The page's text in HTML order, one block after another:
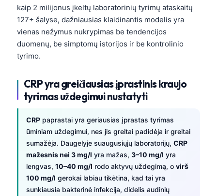
kaip 2 milijonus įkeltų laboratorinių tyrimų ataskaitų
127+ šalyse, dažniausias klaidinantis modelis yra
vienas nežymus nukrypimas be tendencijos
duomenų, be simptomų istorijos ir be kontrolinio
tyrimo.
CRP yra greičiausias įprastinis kraujo
tyrimas uždegimui nustatyti
CRP paprastai yra geriausias įprastas tyrimas
ūminiam uždegimui, nes jis greitai padidėja ir greitai
sumažėja. Daugelyje suaugusiųjų laboratorijų, CRP
mažesnis nei 3 mg/l yra mažas, 3–10 mg/l yra
lengvas, 10–40 mg/l rodo aktyvų uždegimą, o virš
100 mg/l gerokai labiau tikėtina, kad tai yra
sunkiausia bakterinė infekcija, didelis audinių